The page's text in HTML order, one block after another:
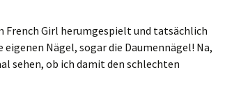
French Girl herumgespielt und tatsächlich
Nägel, sogar die Daumennägel! Na,
sehen, ob ich damit den schlechten